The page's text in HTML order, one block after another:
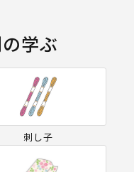
学ぶ
刺し子